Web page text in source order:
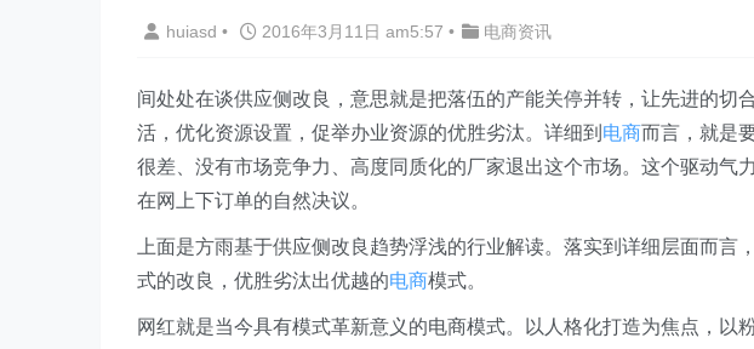
huiasd • 2016年3月11日 am5:57 • 电商资讯
间处处在谈供应侧改良，意思就是把落伍的产能关停并转，让先进的切
活，优化资源设置，促举办业资源的优胜劣汰。详细到 电商而言，就是
很差、没有市场竞争力、高度同质化的厂家退出这个市场。这个驱动气
在网上下订单的自然决议。
上面是方雨基于供应侧改良趋势浮浅的行业解读。落实到详细层面而言
式的改良，优胜劣汰出优越的电商模式。
网红就是当今具有模式革新意义的电商模式。以人格化打造为焦点，以